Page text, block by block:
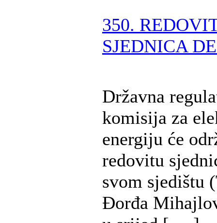
350.
SJEDNICA
Državna
komisija za
energiju će
redovitu
svom sjedištu
Đorđa